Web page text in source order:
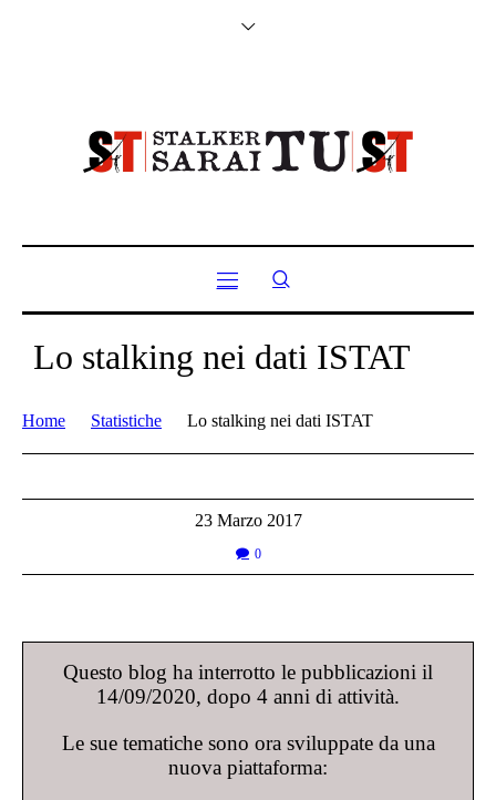
Lo stalking nei dati ISTAT
Home Statistiche Lo stalking nei dati ISTAT
23 Marzo 2017
0
Questo blog ha interrotto le pubblicazioni il
14/09/2020, dopo 4 anni di attività.
Le sue tematiche sono ora sviluppate da una
nuova piattaforma: